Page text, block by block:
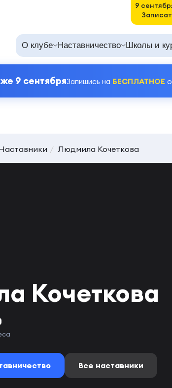
О клубе Наставничество Школы и
9 сентябряЗапишись на БЕСПЛАТНОЕ
Людмила Кочеткова
Кочеткова
Все наставники
9